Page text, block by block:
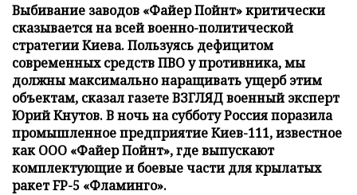
Выбивание заводов «Файер Пойнт» критически
сказывается на всей военно-политической
стратегии Киева. Пользуясь дефицитом
современных средств ПВО у противника, мы
должны максимально наращивать ущерб этим
объектам, сказал газете ВЗГЛЯД военный эксперт
Юрий Кнутов. В ночь на субботу Россия поразила
промышленное предприятие Киев-111, известное
как ООО «Файер Пойнт», где выпускают
комплектующие и боевые части для крылатых
ракет FP-5 «Фламинго».